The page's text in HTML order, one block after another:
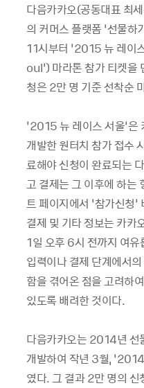
다음카카오(공동대표 최
의 커머스 플랫폼 ‘선물하
11시부터 ‘2015뉴 레이
oul’) 마라톤 참가 티켓을
청은 2만 명 기준 선착순
‘2015뉴 레이스 서울’은
개발한 원터치 참가 접수
료해야 신청이 완료되는
고 결제는 그 이후에 하는
트 페이지에서 ‘참가신청’
결제 및 기타 정보는 카카
1일 오후 6시 전까지 여
입력이나 결제 단계에서
함을 겪어온 점을 고려하여
있도록 배려한 것이다.
다음카카오는 2014년 선
개발하여 작년 3월, ‘2014
였다.그 결과2만 명의 신